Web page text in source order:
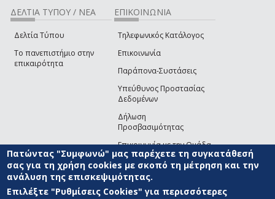
ΔΕΛΤΙΑ ΤΥΠΟΥ / ΝΕΑ
Δελτία Τύπου
Το πανεπιστήμιο στην
επικαιρότητα
ΕΠΙΚΟΙΝΩΝΙΑ
Τηλεφωνικός Κατάλογος
Επικοινωνία
Παράπονα-Συστάσεις
Υπεύθυνος Προστασίας
Δεδομένων
Δήλωση
Προσβασιμότητας
Επικοινωνία με την Ομάδα
Ανάπτυξης του site(link sends e-mail)
© ΠΑΝΕΠΙΣΤΗΜΙΟ ΑΙΓΑΙΟΥ ΟΡΟΙ ΧΡΗΣΗΣ
ΑΝΑΠΤΥΞΗΣ
Πατώντας "Συμφωνώ" μας παρέχετε τη συγκατάθεσή
σας για τη χρήση cookies με σκοπό τη μέτρηση και την
ανάλυση της επισκεψιμότητας.
Επιλέξτε "Ρυθμίσεις Cookies" για περισσότερες